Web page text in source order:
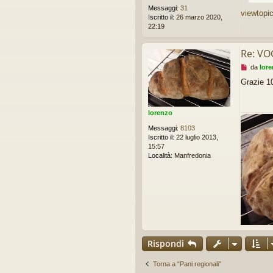
Messaggi: 31
Iscritto il: 26 marzo 2020,
22:19
g
i
e
g
e
lorenzo
Messaggi: 8103
Iscritto il: 22 luglio 2013,
15:57
Località: Manfredonia
Re:
M
s
g
i
o
d
a
l
e
g
g
e
r
da
Grazie
Rispondi
Torna a “Pani regionali”